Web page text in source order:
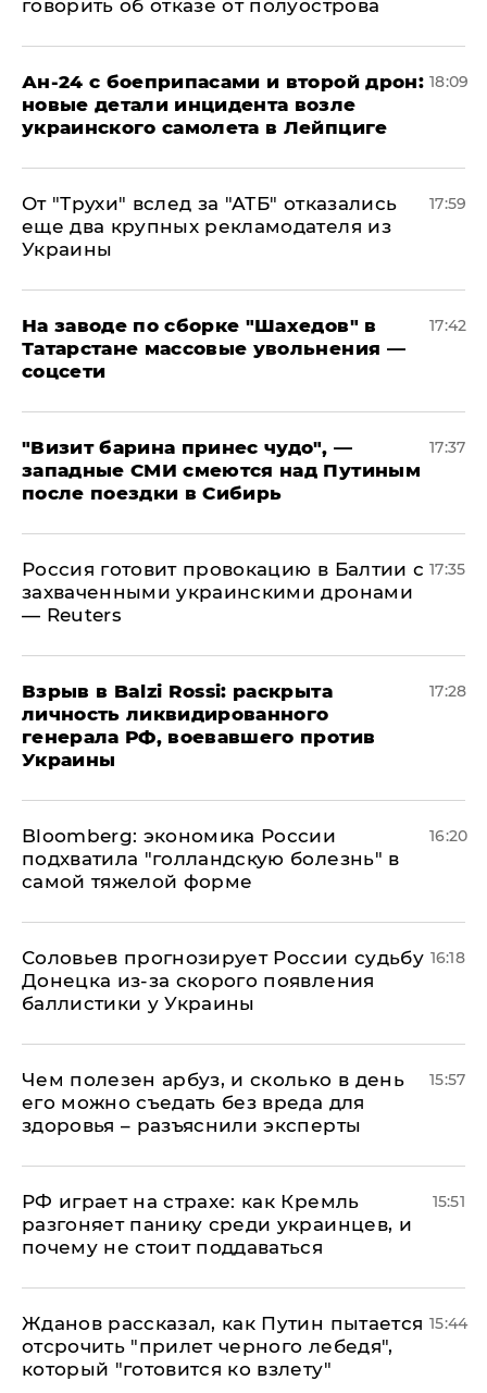
говорить об отказе от полуострова
Ан-24 с боеприпасами и второй дрон:
новые детали инцидента возле
украинского самолета в Лейпциге
18:09
От "Трухи" вслед за "АТБ" отказались
еще два крупных рекламодателя из
Украины
17:59
На заводе по сборке "Шахедов" в
Татарстане массовые увольнения —
соцсети
17:42
"Визит барина принес чудо", —
западные СМИ смеются над Путиным
после поездки в Сибирь
17:37
​Россия готовит провокацию в Балтии с
захваченными украинскими дронами
— Reuters
17:35
​Взрыв в Balzi Rossi: раскрыта
личность ликвидированного
генерала РФ, воевавшего против
Украины
17:28
Bloomberg: экономика России
подхватила "голландскую болезнь" в
самой тяжелой форме
16:20
Соловьев прогнозирует России судьбу
Донецка из-за скорого появления
баллистики у Украины
16:18
Чем полезен арбуз, и сколько в день
его можно съедать без вреда для
здоровья – разъяснили эксперты
15:57
РФ играет на страхе: как Кремль
разгоняет панику среди украинцев, и
почему не стоит поддаваться
15:51
Жданов рассказал, как Путин пытается
отсрочить "прилет черного лебедя",
который "готовится ко взлету"
15:44